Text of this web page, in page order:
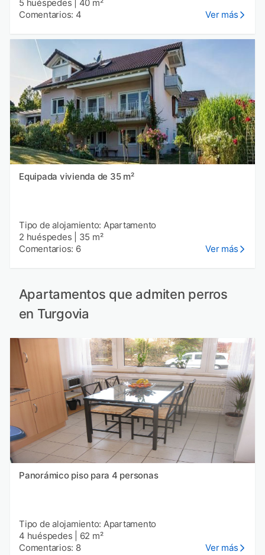
5 huéspedes
40 m²
Comentarios: 4
Ver más
Equipada vivienda de 35 m²
Tipo de alojamiento: Apartamento
2 huéspedes
35 m²
Comentarios: 6
Ver más
Apartamentos que admiten perros
en Turgovia
Panorámico piso para 4 personas
Tipo de alojamiento: Apartamento
4 huéspedes
62 m²
Comentarios: 8
Ver más